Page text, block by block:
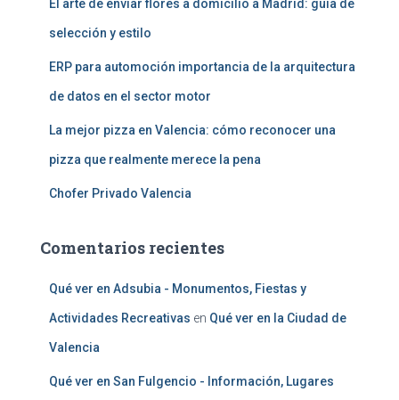
El arte de enviar flores a domicilio a Madrid: guía de
selección y estilo
ERP para automoción importancia de la arquitectura
de datos en el sector motor
La mejor pizza en Valencia: cómo reconocer una
pizza que realmente merece la pena
Chofer Privado Valencia
Comentarios recientes
Qué ver en Adsubia - Monumentos, Fiestas y
Actividades Recreativas en Qué ver en la Ciudad de
Valencia
Qué ver en San Fulgencio - Información, Lugares